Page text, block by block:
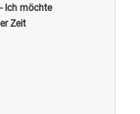
Ich möchte
Zeit